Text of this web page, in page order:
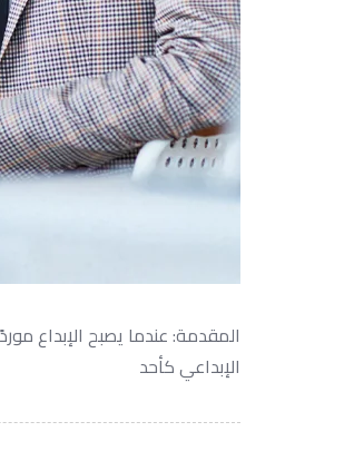
المقدمة: عندما يصبح الإبداع
الإبداعي كأحد